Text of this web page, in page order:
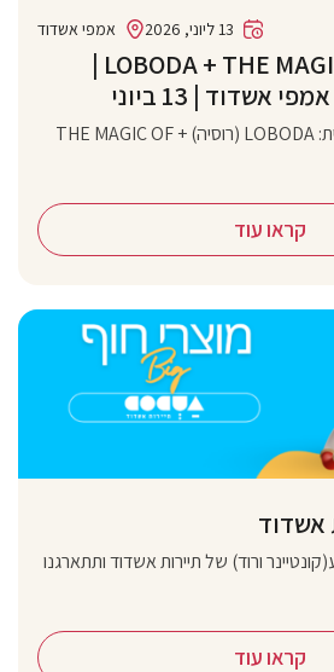
אמפי אשדוד 13 ליוני, 2026
‏LOBODA + THE MAGIC OF SANREMO |
חגיגה מוזיקלית בינלאומית: LOBODA (רוסיה) + THE MAGIC OF
קראו עוד
אשדוד
ורוד) של תיירות אשדוד ותתארגנו
קראו עוד